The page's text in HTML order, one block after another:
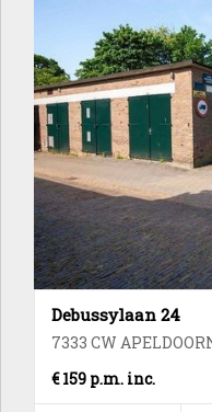
Debussylaan 24
7333 CW
€ 159 p.m. inc.